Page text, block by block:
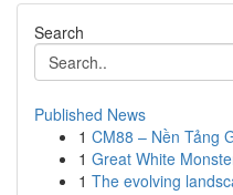
Search
Published News
1 CM88 – Nền Tảng
1 Great White
1 The evolving